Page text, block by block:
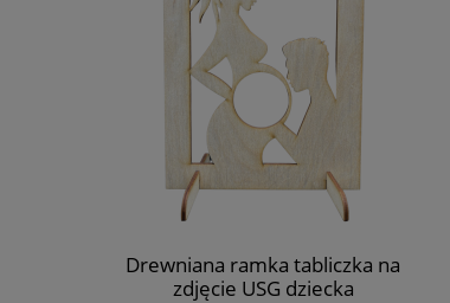
Drewniana ramka tabliczka na
zdjęcie USG dziecka